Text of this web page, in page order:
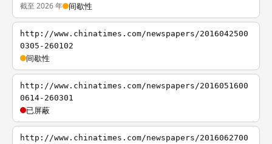
截至 2026 年 间歇性
http://www.chinatimes.com/newspapers/2016042500
0305-260102
间歇性
http://www.chinatimes.com/newspapers/2016051600
0614-260301
已屏蔽
http://www.chinatimes.com/newspapers/2016062700